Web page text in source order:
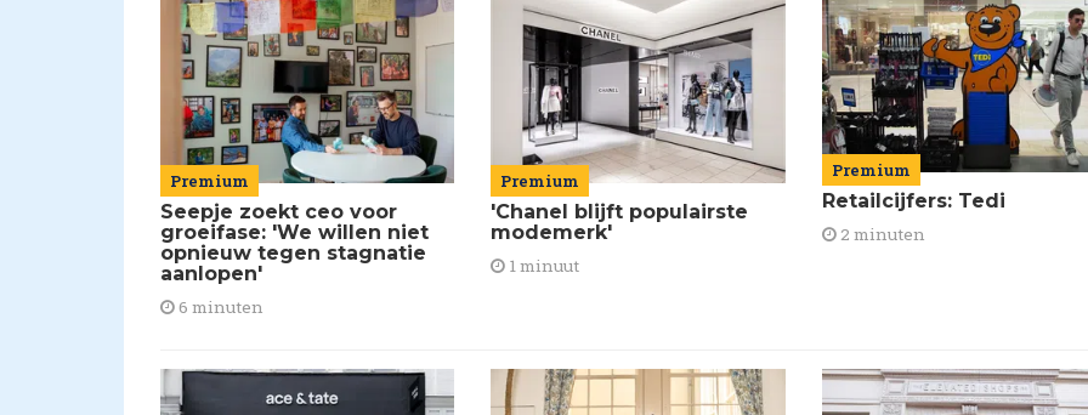
Premium
Seepje zoekt ceo voor
groeifase: 'We willen niet
opnieuw tegen stagnatie
aanlopen'
6 minuten
Premium
'Chanel blijft populairste
modemerk'
1 minuut
Premium
Retailcijfers: Tedi
2 minuten